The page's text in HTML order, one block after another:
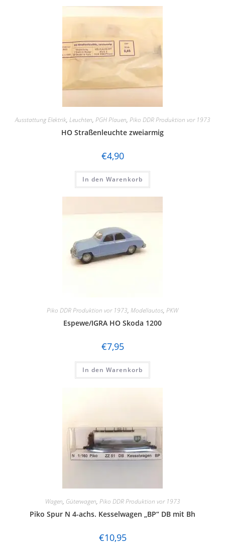
Ausstattung Elektrik, Leuchten, PGH Plauen, Piko DDR Produktion vor 1973
HO Straßenleuchte zweiarmig
€4,90
In den Warenkorb
Piko DDR Produktion vor 1973, Modellautos, PKW
Espewe/IGRA HO Skoda 1200
€7,95
In den Warenkorb
Wagen, Güterwagen, Piko DDR Produktion vor 1973
Piko Spur N 4-achs. Kesselwagen „BP“ DB mit Bh
€10,95